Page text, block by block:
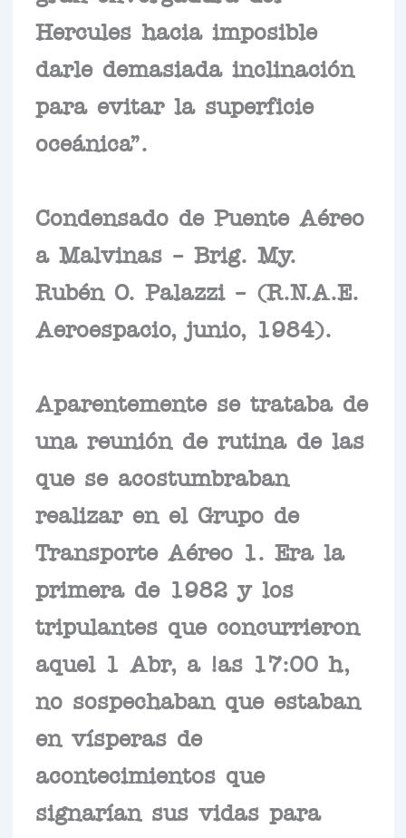
Hercules hacia imposible
darle demasiada inclinación
para evitar la superficie
oceánica”.
Condensado de Puente Aéreo
a Malvinas – Brig. My.
Rubén O. Palazzi – (R.N.A.E.
Aeroespacio, junio, 1984).
Aparentemente se trataba de
una reunión de rutina de las
que se acostumbraban
realizar en el Grupo de
Transporte Aéreo 1. Era la
primera de 1982 y los
tripulantes que concurrieron
aquel 1 Abr, a !as 17:00 h,
no sospechaban que estaban
en vísperas de
acontecimientos que
signarían sus vidas para